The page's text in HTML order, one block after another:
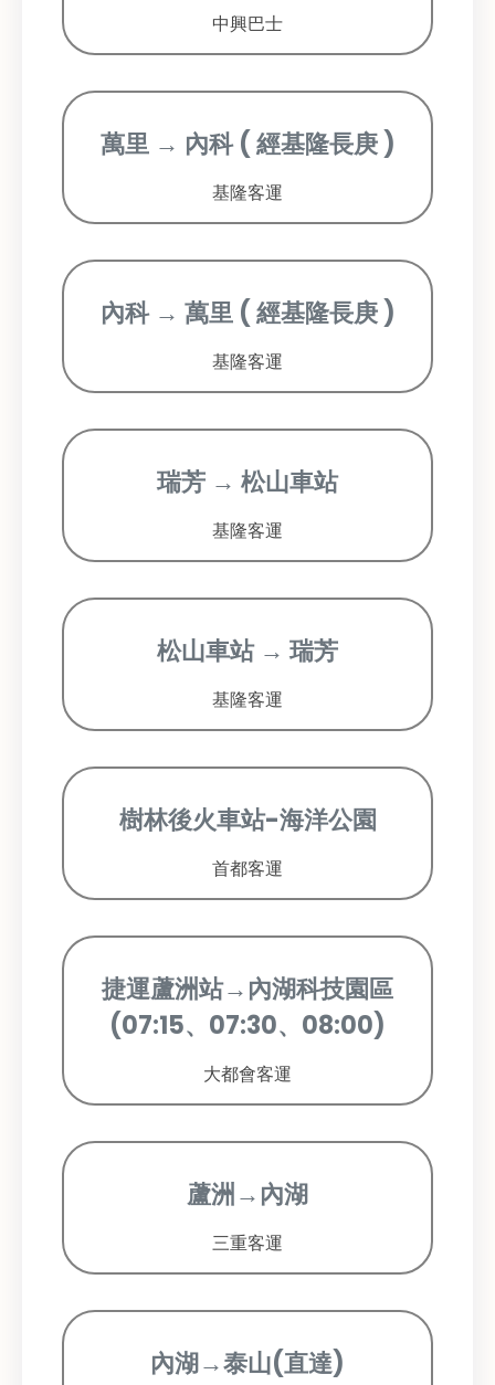
中興巴士
萬里 → 內科 ( 經基隆長庚 )
基隆客運
內科 → 萬里 ( 經基隆長庚 )
基隆客運
瑞芳 → 松山車站
基隆客運
松山車站 → 瑞芳
基隆客運
樹林後火車站-海洋公園
首都客運
捷運蘆洲站→內湖科技園區
(07:15、07:30、08:00)
大都會客運
蘆洲→內湖
三重客運
內湖→泰山(直達)